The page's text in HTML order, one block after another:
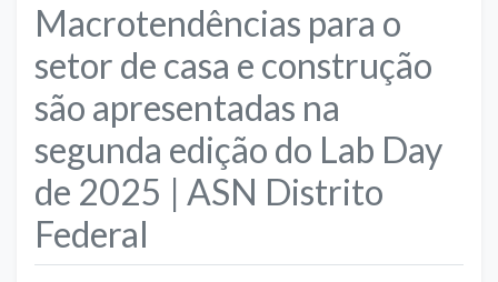
Macrotendências para o
setor de casa e construção
são apresentadas na
segunda edição do Lab Day
de 2025 | ASN Distrito
Federal